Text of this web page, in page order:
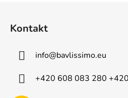
Kontakt
info@bavlissimo.eu
+420 608 083 280